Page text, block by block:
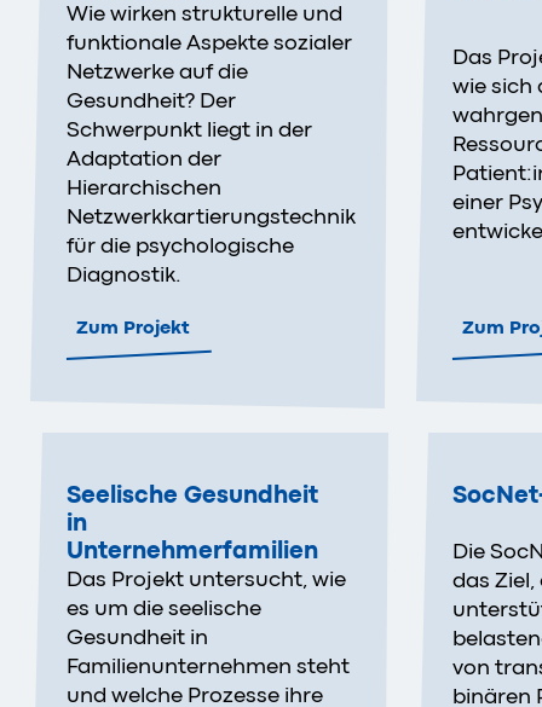
Wie wirken strukturelle und
funktionale Aspekte sozialer
Netzwerke auf die
Gesundheit? Der
Schwerpunkt liegt in der
Adaptation der
Hierarchischen
Netzwerkkartierungstechnik
für die psychologische
Diagnostik.
Zum Projekt
Das
wie sich
einer
Zum
Seelische Gesundheit
in
Unternehmerfamilien
Das Projekt untersucht, wie
es um die seelische
Gesundheit in
Familienunternehmen steht
und welche Prozesse ihre
Die
das Ziel,
von
binären